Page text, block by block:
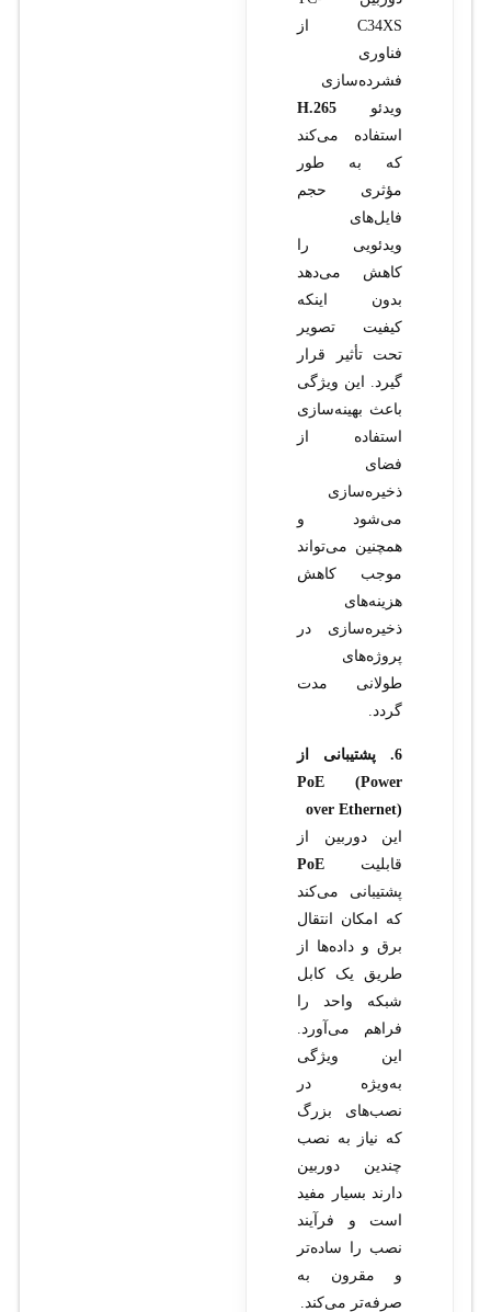
C34XS از
فناوری
فشرده‌سازی
ویدئو H.265
استفاده می‌کند
که به طور
مؤثری حجم
فایل‌های
ویدئویی را
کاهش می‌دهد
بدون اینکه
کیفیت تصویر
تحت تأثیر قرار
گیرد. این ویژگی
باعث بهینه‌سازی
استفاده از
فضای
ذخیره‌سازی
می‌شود و
همچنین می‌تواند
موجب کاهش
هزینه‌های
ذخیره‌سازی در
پروژه‌های
طولانی مدت
گردد.
6. پشتیبانی از
PoE (Power
over Ethernet)
این دوربین از
قابلیت PoE
پشتیبانی می‌کند
که امکان انتقال
برق و داده‌ها از
طریق یک کابل
شبکه واحد را
فراهم می‌آورد.
این ویژگی
به‌ویژه در
نصب‌های بزرگ
که نیاز به نصب
چندین دوربین
دارند بسیار مفید
است و فرآیند
نصب را ساده‌تر
و مقرون به
صرفه‌تر می‌کند.